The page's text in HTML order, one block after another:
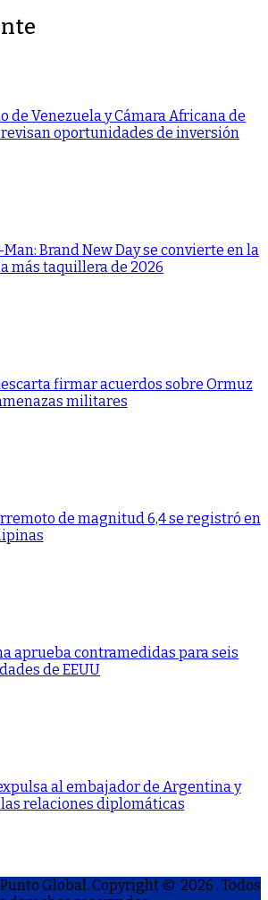
de Venezuela y Cámara Africana de
oportunidades de inversión
Brand New Day se convierte en la
más taquillera de 2026
firmar acuerdos sobre Ormuz
militares
de magnitud 6,4 se registró en
aprueba contramedidas para seis
de EEUU
al embajador de Argentina y
relaciones diplomáticas
Global. Copyright © 2026 . Todos